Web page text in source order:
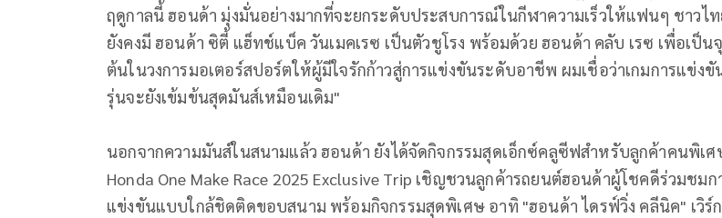
ฤดูกาลนี้ ฮอนด้า มุ่งมั่นอย่างมากที่จะยกระดับประสบการณ์ในกีฬาความเร็วให้แฟนๆ ชาวไท
ยังคงมี ฮอนด้า ซิตี้ แฮ็ทช์แบ็ค วันเมคเรซ เป็นตัวชูโรง พร้อมด้วย ฮอนด้า คลับ เรซ เพื่อเป็น
ต้นในวงการมอเตอร์สปอร์ตให้ผู้มีใจรักก้าวสู่การแข่งขันระดับอาชีพ ผมเชื่อว่าเกมการแข่งขั
รุ่นจะยังเข้มข้นสุดมันส์เหมือนเดิม"
นอกจากความมันส์ในสนามแล้ว ฮอนด้า ยังได้จัดกิจกรรมสุดเอ็กซ์คลูซีฟสำหรับลูกค้าคนพิเ
Honda One Make Race 2025 Exclusive Trip เชิญชวนลูกค้ารถยนต์ฮอนด้าผู้โชคดีร่วมชมก
แข่งขันแบบใกล้ชิดติดขอบสนาม พร้อมกิจกรรมสุดพิเศษ อาทิ "ฮอนด้า ไดรฟ์วิ่ง คลีนิค" เวิร์